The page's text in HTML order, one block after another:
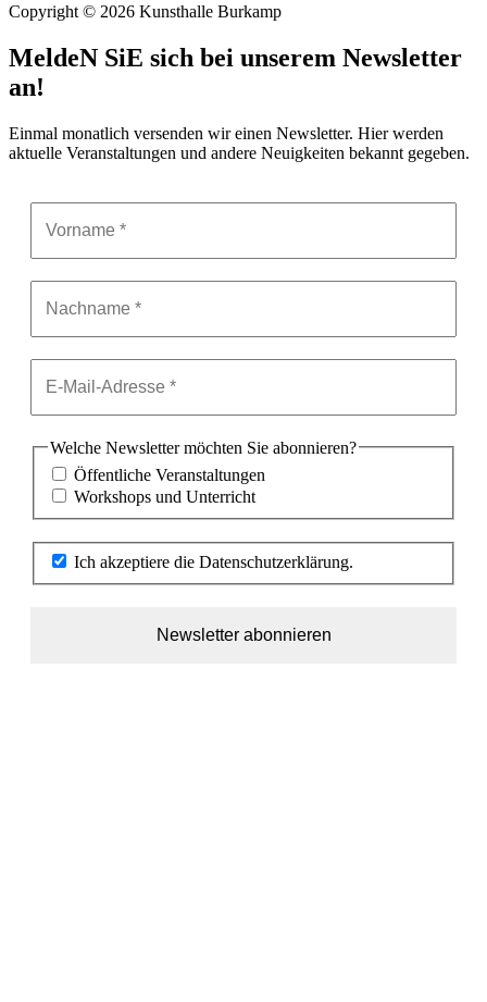
Copyright © 2026 Kunsthalle Burkamp
MeldeN SiE sich bei unserem Newsletter
an!
Einmal monatlich versenden wir einen Newsletter. Hier werden
aktuelle Veranstaltungen und andere Neuigkeiten bekannt gegeben.
Welche Newsletter möchten Sie abonnieren?
Öffentliche Veranstaltungen
Workshops und Unterricht
Ich akzeptiere die Datenschutzerklärung.